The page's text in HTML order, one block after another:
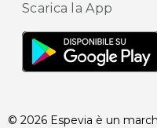
Scarica la App
© 2026 Espevia è un